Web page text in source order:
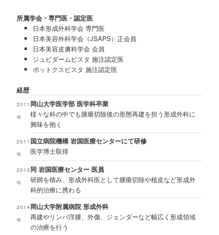
所属学会・専門医・認定医
日本形成外科学会 専門医
日本美容外科学会（JSAPS）正会員
日本美容皮膚科学会 会員
ジュビダームビスタ 施注認定医
ボットクスビスタ 施注認定医
経歴
2011
年
岡山大学医学部 医学科卒業
様々な科の中でも腫瘍切除後の形態再建を担う形成外科に
興味を抱く
2011
年
国立病院機構 岩国医療センターにて研修
医学博士取得
2013
年
同 岩国医療センター 医員
研鑚を積み、形成外科医として腫瘍切除や植皮など形成外
科的治療に携わる
2014
年
岡山大学附属病院 形成外科
再建やリンパ浮腫、外傷、ジェンダーなど幅広く形成領域
の治療を行う